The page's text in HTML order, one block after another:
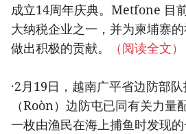
成立14周年庆典。Metfone 目
大纳税企业之一，并为柬埔寨
做出积极的贡献。
（阅读全文）
·2月19日，越南广平省边防部
（Roòn）边防屯已同有关力量
一枚由渔民在海上捕鱼时发现的